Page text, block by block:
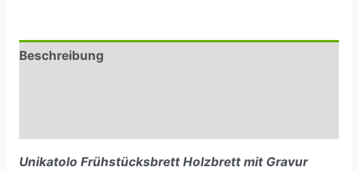
Beschreibung
Unikatolo Frühstücksbrett Holzbrett mit Gravur